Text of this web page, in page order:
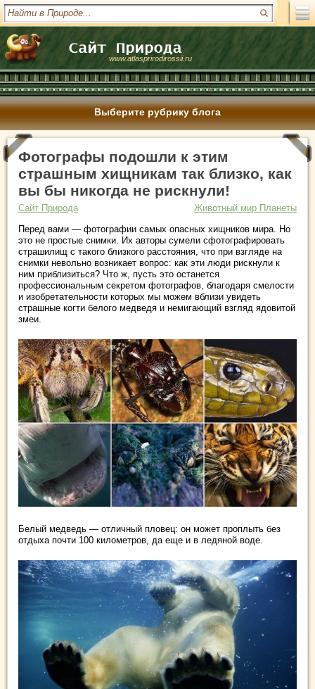
www.atlasprirodirossii.ru
Выберите рубрику блога
Фотографы подошли к этим
страшным хищникам так близко, как
вы бы никогда не рискнули!
Сайт Природа
Животный мир Планеты
Перед вами — фотографии самых опасных хищников мира. Но
это не простые снимки. Их авторы сумели сфотографировать
страшилищ с такого близкого расстояния, что при взгляде на
снимки невольно возникает вопрос: как эти люди рискнули к
ним приблизиться? Что ж, пусть это останется
профессиональным секретом фотографов, благодаря смелости
и изобретательности которых мы можем вблизи увидеть
страшные когти белого медведя и немигающий взгляд ядовитой
змеи.
Белый медведь — отличный пловец: он может проплыть без
отдыха почти 100 километров, да еще и в ледяной воде.